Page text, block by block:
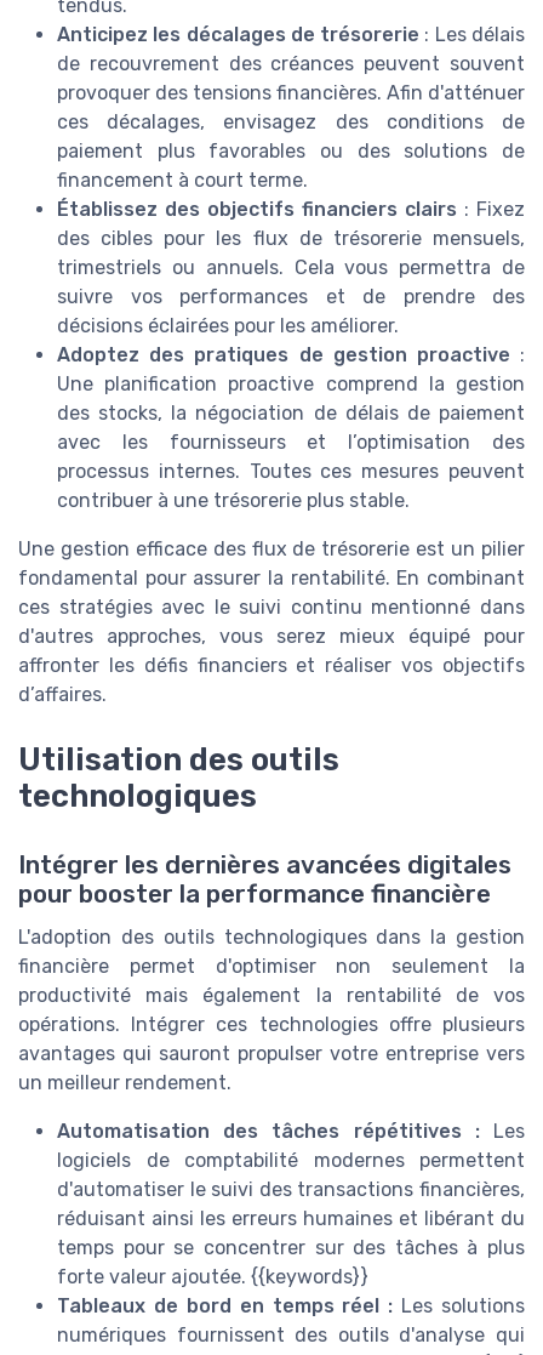
tendus.
Anticipez les décalages de trésorerie : Les délais
de recouvrement des créances peuvent souvent
provoquer des tensions financières. Afin d'atténuer
ces décalages, envisagez des conditions de
paiement plus favorables ou des solutions de
financement à court terme.
Établissez des objectifs financiers clairs : Fixez
des cibles pour les flux de trésorerie mensuels,
trimestriels ou annuels. Cela vous permettra de
suivre vos performances et de prendre des
décisions éclairées pour les améliorer.
Adoptez des pratiques de gestion proactive :
Une planification proactive comprend la gestion
des stocks, la négociation de délais de paiement
avec les fournisseurs et l’optimisation des
processus internes. Toutes ces mesures peuvent
contribuer à une trésorerie plus stable.
Une gestion efficace des flux de trésorerie est un pilier
fondamental pour assurer la rentabilité. En combinant
ces stratégies avec le suivi continu mentionné dans
d'autres approches, vous serez mieux équipé pour
affronter les défis financiers et réaliser vos objectifs
d’affaires.
Utilisation des outils
technologiques
Intégrer les dernières avancées digitales
pour booster la performance financière
L'adoption des outils technologiques dans la gestion
financière permet d'optimiser non seulement la
productivité mais également la rentabilité de vos
opérations. Intégrer ces technologies offre plusieurs
avantages qui sauront propulser votre entreprise vers
un meilleur rendement.
Automatisation des tâches répétitives :Les
logiciels de comptabilité modernes permettent
d'automatiser le suivi des transactions financières,
réduisant ainsi les erreurs humaines et libérant du
temps pour se concentrer sur des tâches à plus
forte valeur ajoutée. {{keywords}}
Tableaux de bord en temps réel : Les solutions
numériques fournissent des outils d'analyse qui